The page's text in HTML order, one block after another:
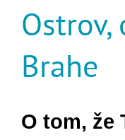
Brahe
O tom, že